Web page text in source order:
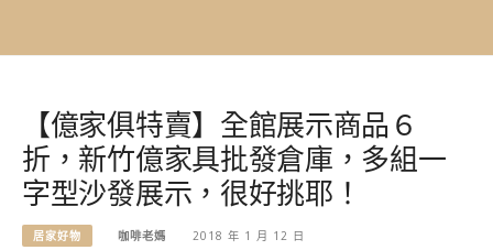
【億家俱特賣】全館展示商品６
折，新竹億家具批發倉庫，多組一
字型沙發展示，很好挑耶！
居家好物 咖啡老媽 2018 年 1 月 12 日